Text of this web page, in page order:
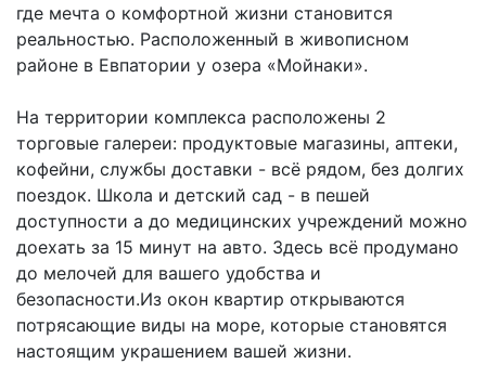
где мечта о комфортной жизни становится
реальностью. Расположенный в живописном
районе в Евпатории у озера «Мойнаки».
На территории комплекса расположены 2
торговые галереи: продуктовые магазины, аптеки,
кофейни, службы доставки - всё рядом, без долгих
поездок. Школа и детский сад - в пешей
доступности а до медицинских учреждений можно
доехать за 15 минут на авто. Здесь всё продумано
до мелочей для вашего удобства и
безопасности.Из окон квартир открываются
потрясающие виды на море, которые становятся
настоящим украшением вашей жизни.